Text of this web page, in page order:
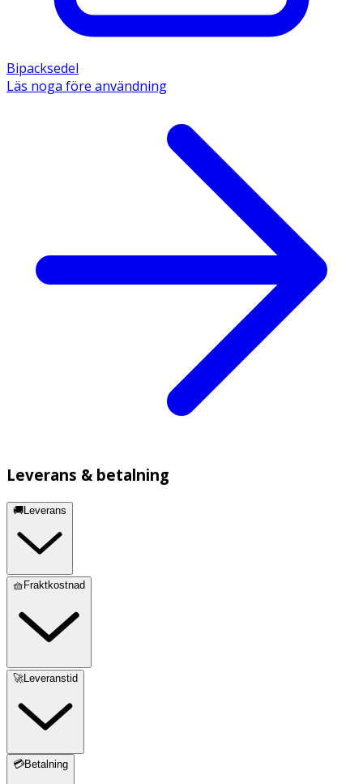
Bipacksedel
Läs noga före användning
Leverans & betalning
🚚Leverans
🧺Fraktkostnad
🚀Leveranstid
💳Betalning